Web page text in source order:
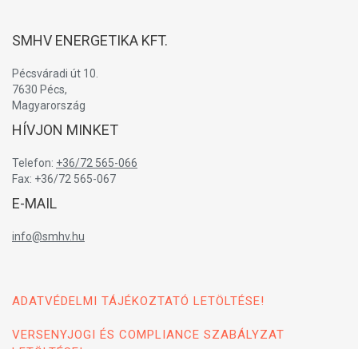
SMHV ENERGETIKA KFT.
Pécsváradi út 10.
7630 Pécs,
Magyarország
HÍVJON MINKET
Telefon: +36/72 565-066
Fax: +36/72 565-067
E-MAIL
info@smhv.hu
ADATVÉDELMI TÁJÉKOZTATÓ LETÖLTÉSE!
VERSENYJOGI ÉS COMPLIANCE SZABÁLYZAT